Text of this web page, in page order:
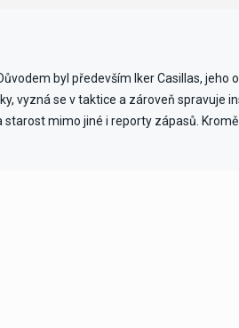
byl především Iker Casillas, jeho
vyzná se v taktice a zároveň spravuje
mimo jiné i reporty zápasů.